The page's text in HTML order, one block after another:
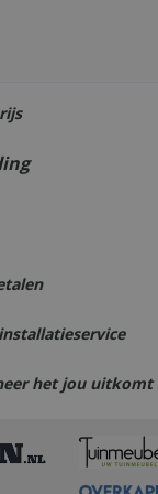
het jou uitkomt